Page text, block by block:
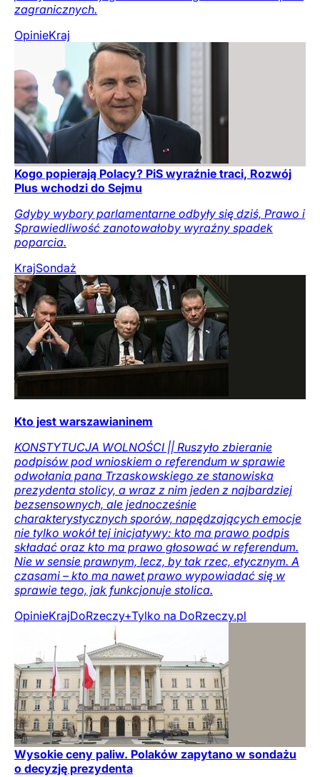
zagranicznych.
OpinieKraj
Kogo popierają Polacy? PiS wyraźnie traci, Rozwój
Plus wchodzi do Sejmu
Gdyby wybory parlamentarne odbyły się dziś, Prawo i
Sprawiedliwość zanotowałoby wyraźny spadek
poparcia.
KrajSondaż
Kto jest warszawianinem
KONSTYTUCJA WOLNOŚCI || Ruszyło zbieranie
podpisów pod wnioskiem o referendum w sprawie
odwołania pana Trzaskowskiego ze stanowiska
prezydenta stolicy, a wraz z nim jeden z najbardziej
bezsensownych, ale jednocześnie
charakterystycznych sporów, napędzających emocje
nie tylko wokół tej inicjatywy: kto ma prawo podpis
składać oraz kto ma prawo głosować w referendum.
Nie w sensie prawnym, lecz, by tak rzec, etycznym. A
czasami – kto ma nawet prawo wypowiadać się w
sprawie tego, jak funkcjonuje stolica.
OpinieKrajDoRzeczy+Tylko na DoRzeczy.pl
Wysokie ceny paliw. Polaków zapytano w sondażu
o decyzję prezydenta